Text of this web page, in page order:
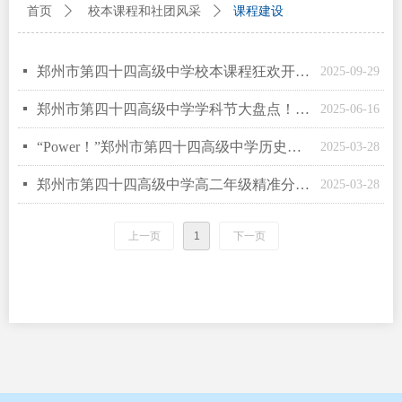
首页 ꄲ 校本课程和社团风采 ꄲ 课程建设
2025-09-29
넷 郑州市第四十四高级中学校本课程狂欢开启，高一少年解锁超炫成长秘籍！
2025-06-16
넷 郑州市第四十四高级中学学科节大盘点！看看哪个“名场面”戳中了你？
2025-03-28
넷 “Power！”郑州市第四十四高级中学历史课堂带你感受“工业革命力量”
2025-03-28
넷 郑州市第四十四高级中学高二年级精准分析谋发展，共商教育学情与评价提升之策
上一页 1 下一页